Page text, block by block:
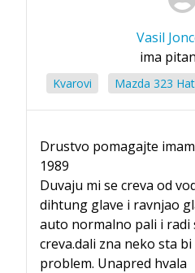
Vasil
ima
Kvarovi Mazda 323
Drustvo pomagajte
1989
Duvaju mi se creva od
dihtung glave i ravnjao
auto normalno pali i radi
creva.dali zna neko sta
problem. Unapred hvala